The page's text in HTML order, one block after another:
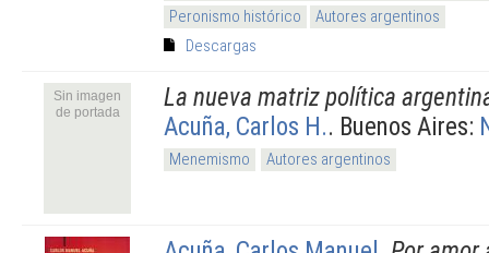
Peronismo histórico
Autores argentinos
Descargas
Sin imagen
de portada
La nueva matriz política
Acuña, Carlos H.. Buenos Aires:
Menemismo Autores argentinos